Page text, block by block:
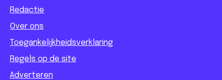
Redactie
Over ons
Toegankelijkheidsverklaring
Regels op de site
Adverteren